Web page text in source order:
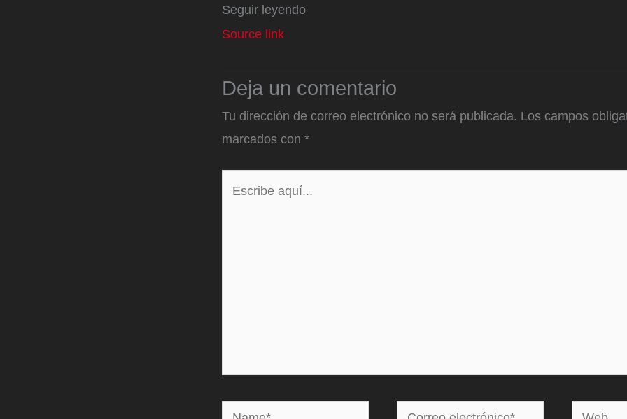
Seguir leyendo
Source link
Deja un comentario
Tu dirección de correo electrónico no será publicada. Los campos
marcados con *
Name*
Correo
Web